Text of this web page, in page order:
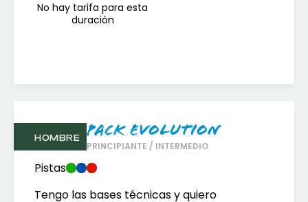
No hay tarifa para esta
duración
HOMBRE Pack Evolution
PRINCIPIANTE / INTERMEDIO
Pistas
Tengo las bases técnicas y quiero